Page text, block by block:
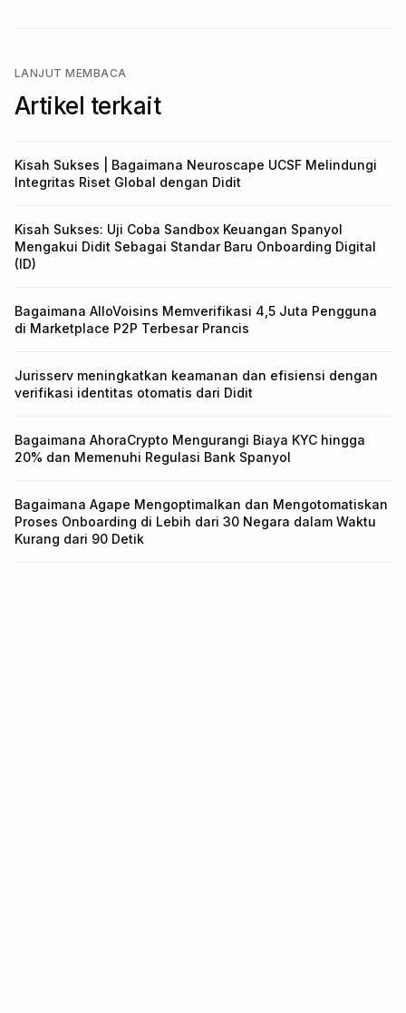
LANJUT MEMBACA
Artikel terkait
Kisah Sukses | Bagaimana Neuroscape UCSF Melindungi
Integritas Riset Global dengan Didit
Kisah Sukses: Uji Coba Sandbox Keuangan Spanyol
Mengakui Didit Sebagai Standar Baru Onboarding Digital
(ID)
Bagaimana AlloVoisins Memverifikasi 4,5 Juta Pengguna
di Marketplace P2P Terbesar Prancis
Jurisserv meningkatkan keamanan dan efisiensi dengan
verifikasi identitas otomatis dari Didit
Bagaimana AhoraCrypto Mengurangi Biaya KYC hingga
20% dan Memenuhi Regulasi Bank Spanyol
Bagaimana Agape Mengoptimalkan dan Mengotomatiskan
Proses Onboarding di Lebih dari 30 Negara dalam Waktu
Kurang dari 90 Detik